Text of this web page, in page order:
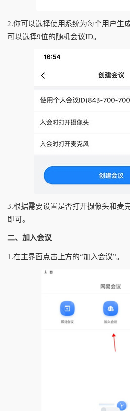
2.你可以选择使用系统为每个用户生
可以选择9位的随机会议ID。
3.根据需要设置是否打开摄像头和麦
即可。
二、加入会议
1.在主界面点击上方的“加入会议”。